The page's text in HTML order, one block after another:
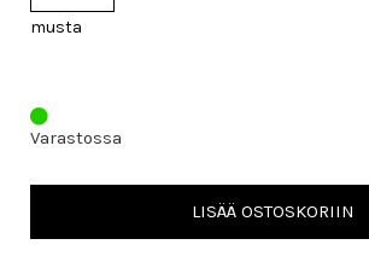
musta
Varastossa
LISÄÄ OSTOSKORIIN